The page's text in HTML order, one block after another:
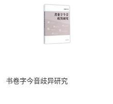
书卷字今音歧异研究